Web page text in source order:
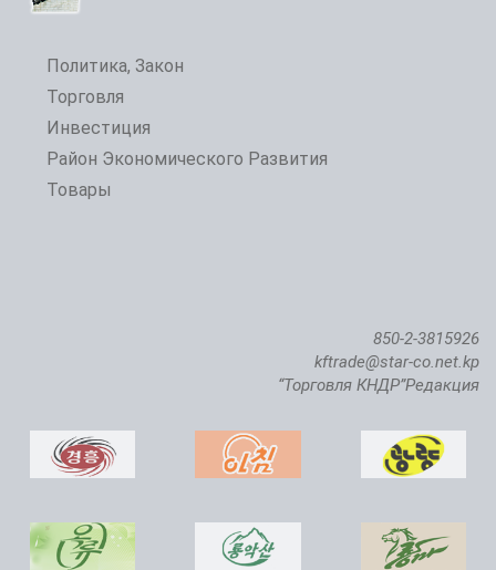
Состоялась церемония ввода в строй Чикхаского рыбопитомника саженой семги
Политика, Закон
Торговля
Инвестиция
Район Экономического Развития
Товары
850-2-3815926
kftrade@star-co.net.kp
“Торговля КНДР”Редакция